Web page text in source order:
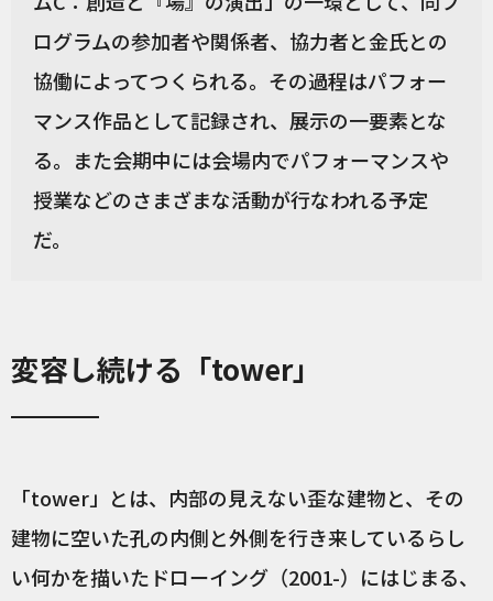
ログラムの参加者や関係者、協力者と金氏との
協働によってつくられる。その過程はパフォー
マンス作品として記録され、展示の一要素とな
る。また会期中には会場内でパフォーマンスや
授業などのさまざまな活動が行なわれる予定
だ。
変容し続ける「tower」
「tower」とは、内部の見えない歪な建物と、その
建物に空いた孔の内側と外側を行き来しているらし
い何かを描いたドローイング（2001-）にはじまる、